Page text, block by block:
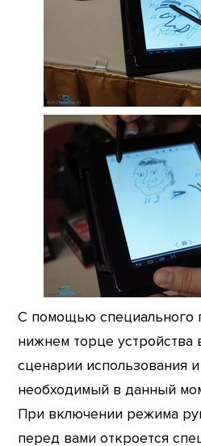
С помощью специального
нижнем торце устройства
сценарии использования
необходимый в данный
При включении режима
перед вами откроется